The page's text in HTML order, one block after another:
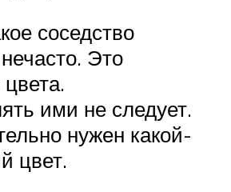
соседство
Это
ими не следует.
нужен какой-
цвет.